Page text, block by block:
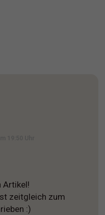
Artikel!
zeitgleich zum
:)